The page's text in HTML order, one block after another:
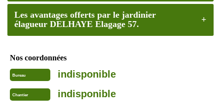
Les avantages offerts par le jardinier
élagueur DELHAYE Elagage 57.
Nos coordonnées
Bureau indisponible
Chantier indisponible